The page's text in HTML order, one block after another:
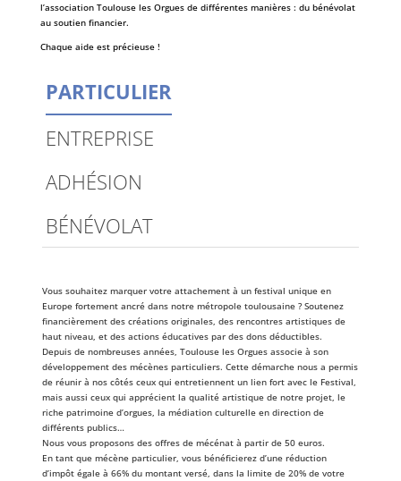
l’association Toulouse les Orgues de différentes manières : du bénévolat
au soutien financier.
Chaque aide est précieuse !
PARTICULIER
ENTREPRISE
ADHÉSION
BÉNÉVOLAT
Vous souhaitez marquer votre attachement à un festival unique en
Europe fortement ancré dans notre métropole toulousaine ? Soutenez
financièrement des créations originales, des rencontres artistiques de
haut niveau, et des actions éducatives par des dons déductibles.
Depuis de nombreuses années, Toulouse les Orgues associe à son
développement des mécènes particuliers. Cette démarche nous a permis
de réunir à nos côtés ceux qui entretiennent un lien fort avec le Festival,
mais aussi ceux qui apprécient la qualité artistique de notre projet, le
riche patrimoine d’orgues, la médiation culturelle en direction de
différents publics…
Nous vous proposons des offres de mécénat à partir de 50 euros.
En tant que mécène particulier, vous bénéficierez d’une réduction
d’impôt égale à 66% du montant versé, dans la limite de 20% de votre